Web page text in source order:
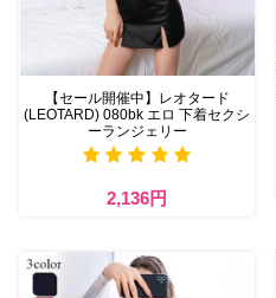
【セール開催中】レオタード
(LEOTARD) 080bk エロ 下着セクシ
ーランジェリー
2,136円